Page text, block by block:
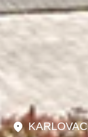
KARLOVAC